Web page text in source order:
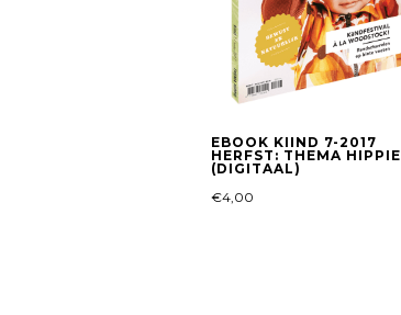
EBOOK KIIND 7-2017
HERFST: THEMA HIPPIE
(DIGITAAL)
€4,00